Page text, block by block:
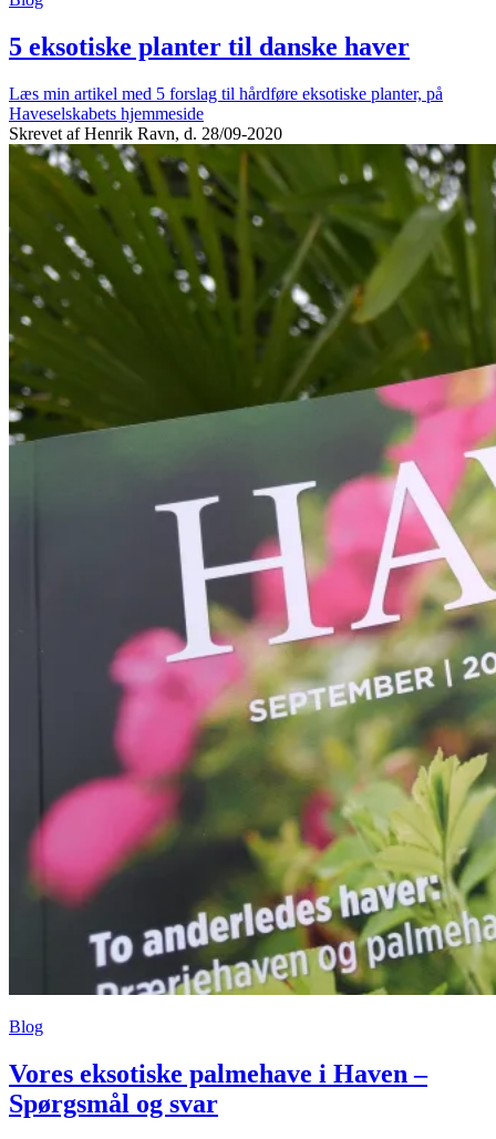
5 eksotiske planter til danske haver
Læs min artikel med 5 forslag til hårdføre eksotiske planter, på
Haveselskabets hjemmeside
Skrevet af Henrik Ravn, d. 28/09-2020
Blog
Vores eksotiske palmehave i Haven –
Spørgsmål og svar